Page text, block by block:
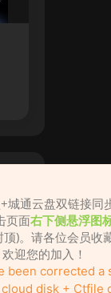
城通云盘双链接同
页面右下侧悬浮图
)。请各位会员收
迎您的加入！
been corrected a
disk + Ctfile